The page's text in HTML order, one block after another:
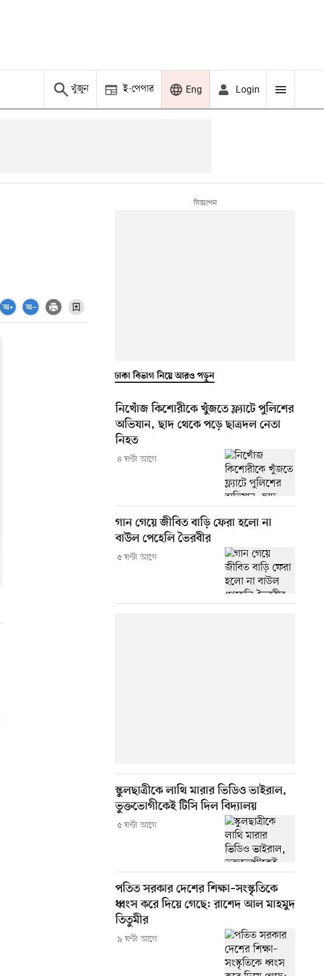
খুঁজুন ই-পেপার Eng Login
ঢাকা বিভাগ নিয়ে আরও পড়ুন
নিখোঁজ কিশোরীকে খুঁজতে ফ্ল্যাটে পুলিশের
অভিযান, ছাদ থেকে পড়ে ছাত্রদল নেতা
নিহত
৪ ঘণ্টা আগে
গান গেয়ে জীবিত বাড়ি ফেরা হলো না
বাউল পেহেলি ভৈরবীর
৫ ঘণ্টা আগে
স্কুলছাত্রীকে লাথি মারার ভিডিও ভাইরাল,
ভুক্তভোগীকেই টিসি দিল বিদ্যালয়
৫ ঘণ্টা আগে
পতিত সরকার দেশের শিক্ষা–সংস্কৃতিকে
ধ্বংস করে দিয়ে গেছে: রাশেদ আল মাহমুদ
তিতুমীর
৯ ঘণ্টা আগে